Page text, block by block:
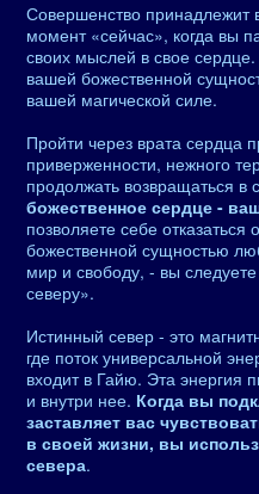
Совершенство принадлежит
момент «сейчас», когда вы
своих мыслей в свое
вашей божественной
вашей магической силе.
Пройти через врата сердца
приверженности, нежного
продолжать возвращаться в
божественное сердце -
позволяете себе отказаться
божественной сущностью
мир и свободу, - вы
северу».
Истинный север - это
где поток универсальной
входит в Гайю. Эта энергия
и внутри нее. Когда вы
заставляет вас
в своей жизни, вы
севера.